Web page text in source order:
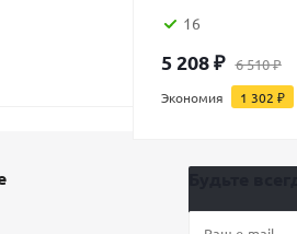
16
5 208₽ 6 510₽
Экономия 1 302 ₽